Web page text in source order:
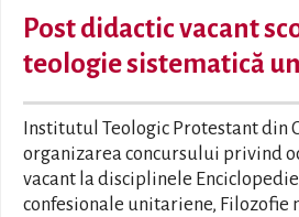
Post didactic vacant
teologie sistematică
Institutul Teologic Protestant din
organizarea concursului privind
vacant la disciplinele
confesionale unitariene, Filozofie